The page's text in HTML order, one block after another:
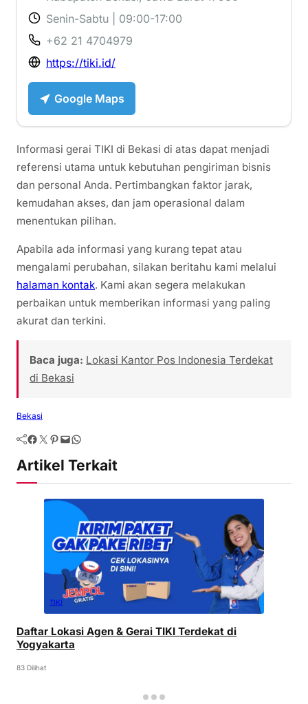
Senin-Sabtu | 09:00-17:00
+62 21 4704979
https://tiki.id/
Google Maps
Informasi gerai TIKI di Bekasi di atas dapat menjadi
referensi utama untuk kebutuhan pengiriman bisnis
dan personal Anda. Pertimbangkan faktor jarak,
kemudahan akses, dan jam operasional dalam
menentukan pilihan.
Apabila ada informasi yang kurang tepat atau
mengalami perubahan, silakan beritahu kami melalui
halaman kontak. Kami akan segera melakukan
perbaikan untuk memberikan informasi yang paling
akurat dan terkini.
Baca juga: Lokasi Kantor Pos Indonesia Terdekat
di Bekasi
Bekasi
Artikel Terkait
TIKI
Daftar Lokasi Agen & Gerai TIKI Terdekat di
Yogyakarta
83 Dilihat